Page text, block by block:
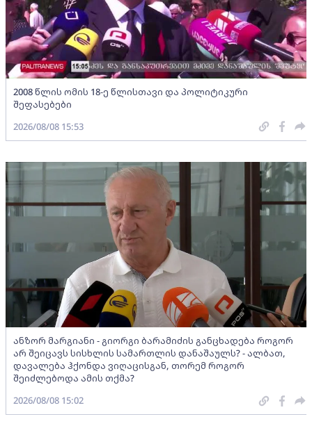
2008 წლის ომის 18-ე წლისთავი და პოლიტიკური
შეფასებები
2026/08/08 15:53
ანზორ მარგიანი - გიორგი ბარამიძის განცხადება როგორ
არ შეიცავს სისხლის სამართლის დანაშაულს? - ალბათ,
დავალება ჰქონდა ვიღაცისგან, თორემ როგორ
შეიძლებოდა ამის თქმა?
2026/08/08 15:02